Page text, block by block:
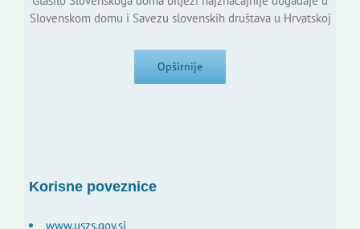
Slovenskom domu i Savezu slovenskih društava u Hrvatskoj
Opširnije
Korisne poveznice
www.uszs.gov.si